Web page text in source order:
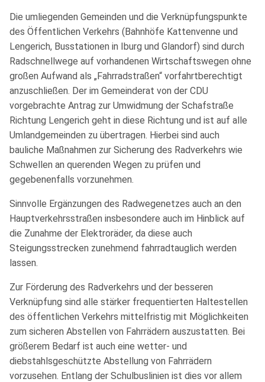
Die umliegenden Gemeinden und die Verknüpfungspunkte
des Öffentlichen Verkehrs (Bahnhöfe Kattenvenne und
Lengerich, Busstationen in Iburg und Glandorf) sind durch
Radschnellwege auf vorhandenen Wirtschaftswegen ohne
großen Aufwand als „Fahrradstraßen“ vorfahrtberechtigt
anzuschließen. Der im Gemeinderat von der CDU
vorgebrachte Antrag zur Umwidmung der Schafstraße
Richtung Lengerich geht in diese Richtung und ist auf alle
Umlandgemeinden zu übertragen. Hierbei sind auch
bauliche Maßnahmen zur Sicherung des Radverkehrs wie
Schwellen an querenden Wegen zu prüfen und
gegebenenfalls vorzunehmen.
Sinnvolle Ergänzungen des Radwegenetzes auch an den
Hauptverkehrsstraßen insbesondere auch im Hinblick auf
die Zunahme der Elektroräder, da diese auch
Steigungsstrecken zunehmend fahrradtauglich werden
lassen.
Zur Förderung des Radverkehrs und der besseren
Verknüpfung sind alle stärker frequentierten Haltestellen
des öffentlichen Verkehrs mittelfristig mit Möglichkeiten
zum sicheren Abstellen von Fahrrädern auszustatten. Bei
größerem Bedarf ist auch eine wetter- und
diebstahlsgeschützte Abstellung von Fahrrädern
vorzusehen. Entlang der Schulbuslinien ist dies vor allem